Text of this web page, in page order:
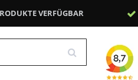
VERFÜGBAR